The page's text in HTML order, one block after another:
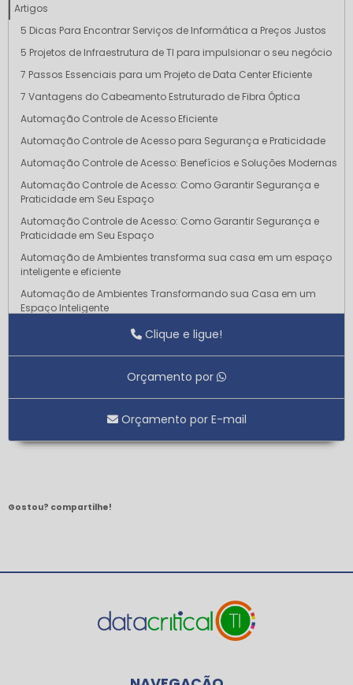
Artigos
5 Dicas Para Encontrar Serviços de Informática a Preços Justos
5 Projetos de Infraestrutura de TI para impulsionar o seu negócio
7 Passos Essenciais para um Projeto de Data Center Eficiente
7 Vantagens do Cabeamento Estruturado de Fibra Óptica
Automação Controle de Acesso Eficiente
Automação Controle de Acesso para Segurança e Praticidade
Automação Controle de Acesso: Benefícios e Soluções Modernas
Automação Controle de Acesso: Como Garantir Segurança e
Praticidade em Seu Espaço
Automação Controle de Acesso: Como Garantir Segurança e
Praticidade em Seu Espaço
Automação de Ambientes transforma sua casa em um espaço
inteligente e eficiente
Automação de Ambientes Transformando sua Casa em um
Espaço Inteligente
Automação de Ambientes Transforme sua Casa em um Espaço
Automação de Ambientes: Transforme Seu Espaço
Automação de Infraestrutura Revoluciona a Gestão de Recursos
Automação de infraestrutura: Transforme sua gestão de TI com
Automação de Sistemas Elétricos: Aumente a Eficiência e
Sustentabilidade na Gestão Energética da Sua Empresa
Clique e ligue!
Orçamento por
Orçamento por E-mail
Gostou? compartilhe!